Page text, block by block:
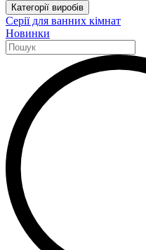
Категорії виробів
Серії для ванних кімнат
Новинки